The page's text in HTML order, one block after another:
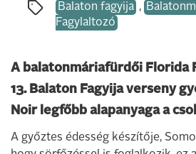
Balaton fagyija ,
Fagylaltozó
A balatonmáriafürdői Florida
13. Balaton Fagyija verseny
Noir legfőbb alapanyaga a
A győztes édesség készítője,